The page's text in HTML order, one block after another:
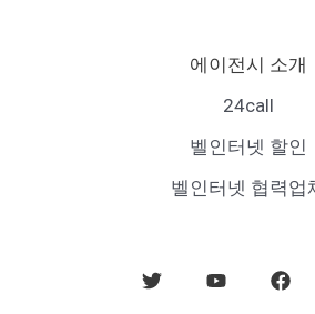
에이전시 소개
24call
벨인터넷 할인
벨인터넷 협력업